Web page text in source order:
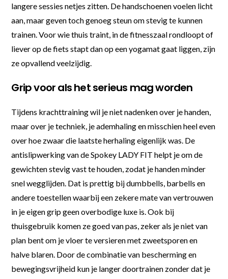
langere sessies netjes zitten. De handschoenen voelen licht
aan, maar geven toch genoeg steun om stevig te kunnen
trainen. Voor wie thuis traint, in de fitnesszaal rondloopt of
liever op de fiets stapt dan op een yogamat gaat liggen, zijn
ze opvallend veelzijdig.
Grip voor als het serieus mag worden
Tijdens krachttraining wil je niet nadenken over je handen,
maar over je techniek, je ademhaling en misschien heel even
over hoe zwaar die laatste herhaling eigenlijk was. De
antislipwerking van de Spokey LADY FIT helpt je om de
gewichten stevig vast te houden, zodat je handen minder
snel wegglijden. Dat is prettig bij dumbbells, barbells en
andere toestellen waarbij een zekere mate van vertrouwen
in je eigen grip geen overbodige luxe is. Ook bij
thuisgebruik komen ze goed van pas, zeker als je niet van
plan bent om je vloer te versieren met zweetsporen en
halve blaren. Door de combinatie van bescherming en
bewegingsvrijheid kun je langer doortrainen zonder dat je